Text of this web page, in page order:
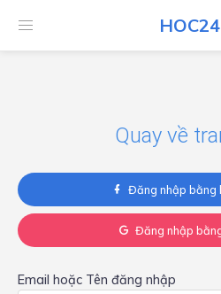
HOC24
HOC24
Quay về
Đăng nhập bằng
Đăng nhập
Email hoặc Tên đăng nhập